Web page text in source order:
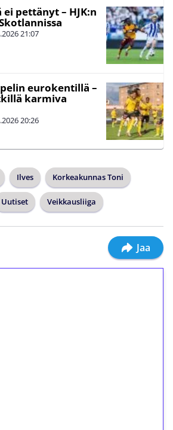
pettänyt – HJK:n
21:07
eurokentillä –
karmiva
20:26
Ilves Korkeakunnas Toni
Uutiset Veikkausliiga
Jaa